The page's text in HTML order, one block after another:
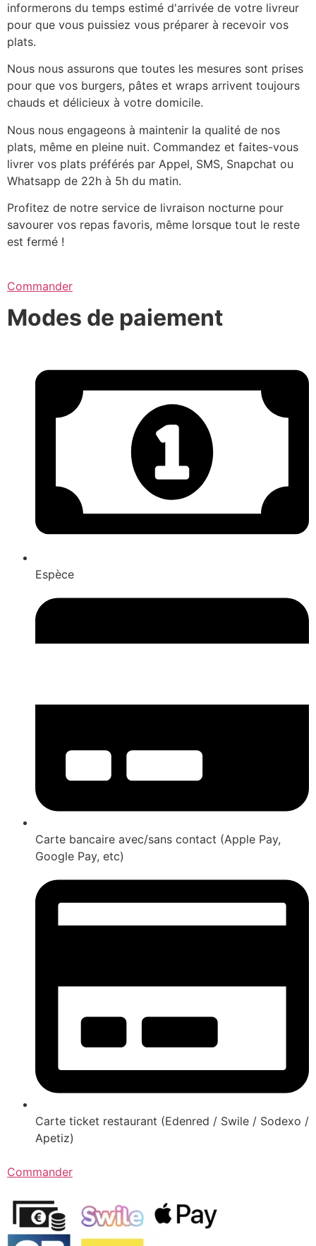
informerons du temps estimé d'arrivée de votre livreur
pour que vous puissiez vous préparer à recevoir vos
plats.
Nous nous assurons que toutes les mesures sont prises
pour que vos burgers, pâtes et wraps arrivent toujours
chauds et délicieux à votre domicile.
Nous nous engageons à maintenir la qualité de nos
plats, même en pleine nuit. Commandez et faites-vous
livrer vos plats préférés par Appel, SMS, Snapchat ou
Whatsapp de 22h à 5h du matin.
Profitez de notre service de livraison nocturne pour
savourer vos repas favoris, même lorsque tout le reste
est fermé !
Commander
Modes de paiement
Espèce
Carte bancaire avec/sans contact (Apple Pay,
Google Pay, etc)
Carte ticket restaurant (Edenred / Swile / Sodexo /
Apetiz)
Commander